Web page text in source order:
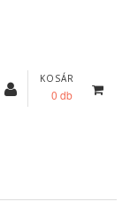
KOSÁR
0 db